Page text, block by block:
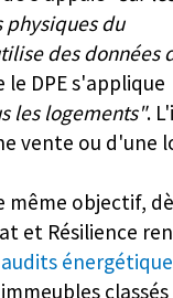
des données
le DPE s'applique
les logements".
vente ou d'une
même objectif,
et Résilience
audits
classés
Ce document